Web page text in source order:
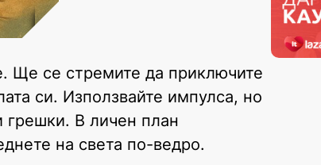
Ще се стремите да приключите
си. Използвайте импулса, но
грешки. В личен план
на света по-ведро.